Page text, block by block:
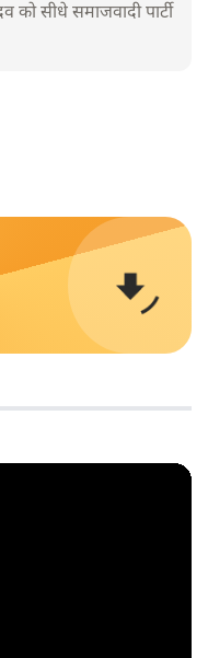
को सीधे समाजवादी पार्टी